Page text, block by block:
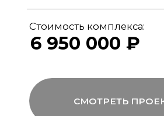
Мы совмещаем скорость модульной
сборки с технологиями капитального
строительства, включая